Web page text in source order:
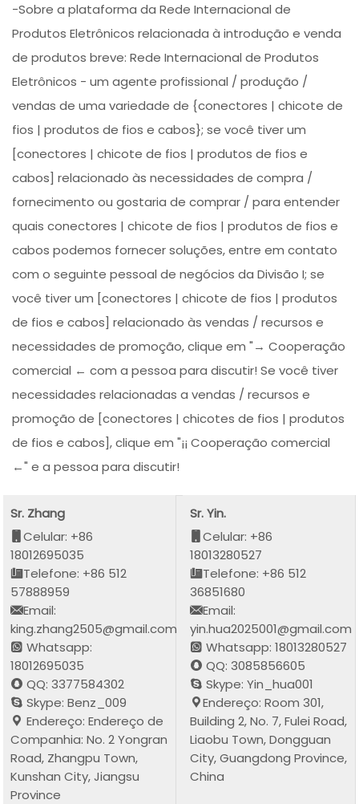
-Sobre a plataforma da Rede Internacional de
Produtos Eletrônicos relacionada à introdução e venda
de produtos breve: Rede Internacional de Produtos
Eletrônicos - um agente profissional / produção /
vendas de uma variedade de {conectores | chicote de
fios | produtos de fios e cabos}; se você tiver um
[conectores | chicote de fios | produtos de fios e
cabos] relacionado às necessidades de compra /
fornecimento ou gostaria de comprar / para entender
quais conectores | chicote de fios | produtos de fios e
cabos podemos fornecer soluções, entre em contato
com o seguinte pessoal de negócios da Divisão I; se
você tiver um [conectores | chicote de fios | produtos
de fios e cabos] relacionado às vendas / recursos e
necessidades de promoção, clique em "→ Cooperação
comercial ← com a pessoa para discutir! Se você tiver
necessidades relacionadas a vendas / recursos e
promoção de [conectores | chicotes de fios | produtos
de fios e cabos], clique em "¡¡ Cooperação comercial
←" e a pessoa para discutir!
Sr. Zhang
Celular: +86
18012695035
Telefone: +86 512
57888959
Email:
king.zhang2505@gmail.com
Whatsapp:
18012695035
QQ: 3377584302
Skype: Benz_009
Endereço: Endereço de
Companhia: No. 2 Yongran
Road, Zhangpu Town,
Kunshan City, Jiangsu
Province
Sr. Yin.
Celular: +86
18013280527
Telefone: +86 512
36851680
Email:
yin.hua2025001@gmail.com
Whatsapp: 18013280527
QQ: 3085856605
Skype: Yin_hua001
Endereço: Room 301,
Building 2, No. 7, Fulei Road,
Liaobu Town, Dongguan
City, Guangdong Province,
China